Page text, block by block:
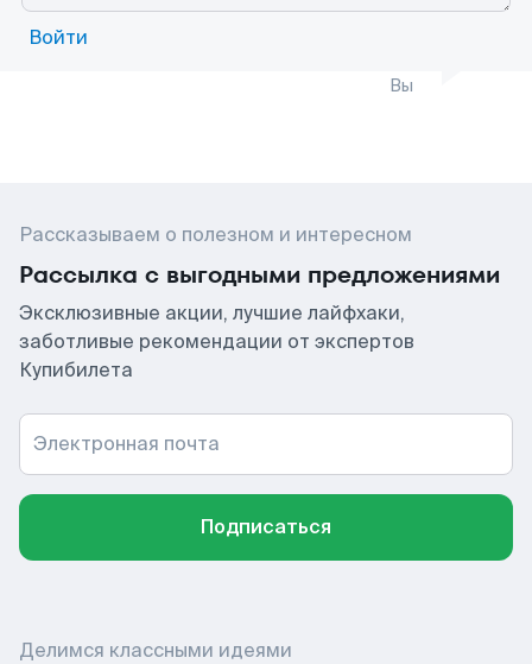
Войти
Вы
Рассказываем о полезном и интересном
Рассылка с выгодными предложениями
Эксклюзивные акции, лучшие лайфхаки,
заботливые рекомендации от экспертов
Купибилета
Электронная почта
Подписаться
Делимся классными идеями